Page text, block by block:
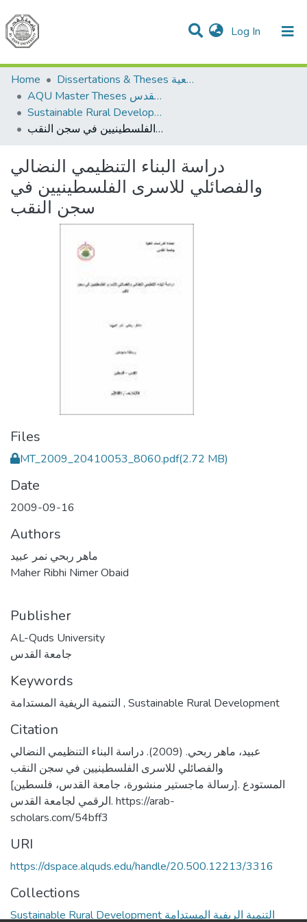
Log In (current)
Communities & Collections
All of DSpace
Home
Dissertations & Theses الرسائل الجامعية
AQU Master Theses الرسائل الجامعية الخاصة بجامعة القدس
Sustainable Rural Development التنمية الريفية المستدامة
دراسة البناء التنظيمي النضالي والفصائلي للاسرى الفلسطينيين في سجن النقب
دراسة البناء التنظيمي النضالي
والفصائلي للاسرى الفلسطينيين في
سجن النقب
Files
MT_2009_20410053_8060.pdf(2.72 MB)
Date
2009-09-16
Authors
ماهر ربحي نمر عبيد
Maher Ribhi Nimer Obaid
Publisher
AL-Quds University
جامعة القدس
Keywords
, Sustainable Rural Development
Citation
عبيد، ماهر ربحي. (2009). دراسة البناء التنظيمي النضالي
والفصائلي للاسرى الفلسطينيين في سجن النقب
[رسالة ماجستير منشورة، جامعة القدس، فلسطين]. المستودع
الرقمي لجامعة القدس. https://arab-
scholars.com/54bff3
URI
https://dspace.alquds.edu/handle/20.500.12213/3316
Collections
Sustainable Rural Development التنمية الريفية المستدامة